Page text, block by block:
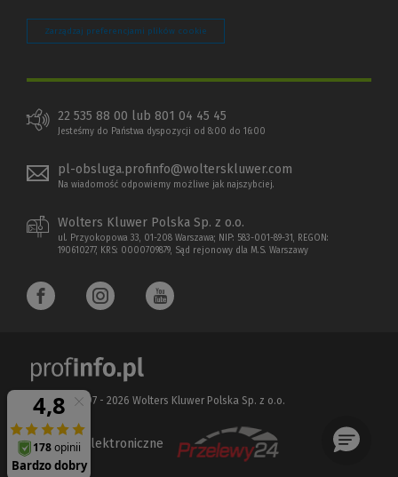
Zarządzaj preferencjami plików cookie
22 535 88 00 lub 801 04 45 45
Jesteśmy do Państwa dyspozycji od 8:00 do 16:00
pl-obsluga.profinfo@wolterskluwer.com
Na wiadomość odpowiemy możliwe jak najszybciej.
Wolters Kluwer Polska Sp. z o.o.
ul. Przyokopowa 33, 01-208 Warszawa; NIP: 583-001-89-31, REGON:
190610277, KRS: 0000709879, Sąd rejonowy dla M.S. Warszawy
Copyright 1997 - 2026 Wolters Kluwer Polska Sp. z o.o.
Płatności elektroniczne
(Nowe
okno)
(Link
do